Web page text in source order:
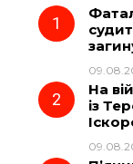
e
o
На
із